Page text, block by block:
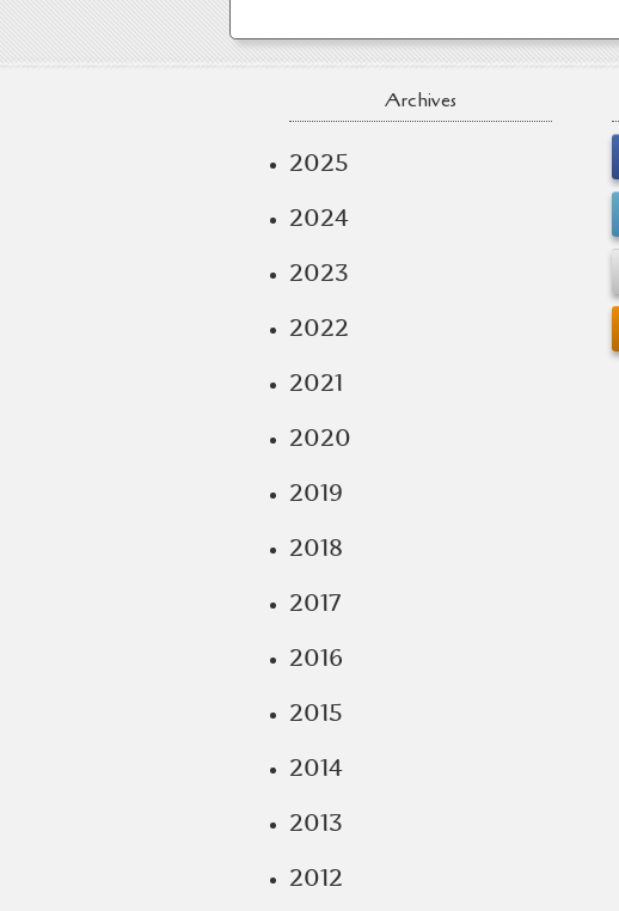
Archives
2025
2024
2023
2022
2021
2020
2019
2018
2017
2016
2015
2014
2013
2012